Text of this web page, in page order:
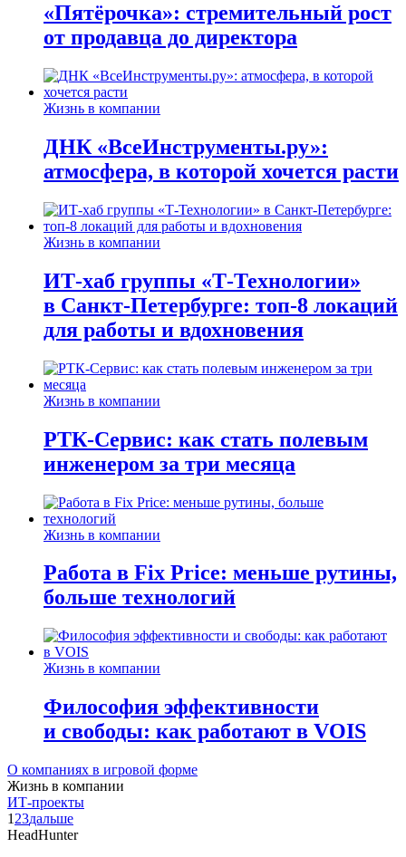
«Пятёрочка»: стремительный рост
от продавца до директора
Жизнь в компании
ДНК «ВсеИнструменты.ру»:
атмосфера, в которой хочется расти
Жизнь в компании
ИТ-хаб группы «Т-Технологии»
в Санкт-Петербурге: топ-8 локаций
для работы и вдохновения
Жизнь в компании
РТК-Сервис: как стать полевым
инженером за три месяца
Жизнь в компании
Работа в Fix Price: меньше рутины,
больше технологий
Жизнь в компании
Философия эффективности
и свободы: как работают в VOIS
О компаниях в игровой форме
Жизнь в компании
ИТ-проекты
1 23дальше
HeadHunter